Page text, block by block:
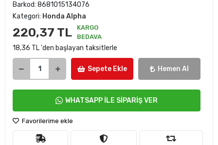
Barkod: 8681015134076
Kategori: Honda Alpha
220,37 TL
KARGO
BEDAVA
18,36 TL 'den başlayan taksitlerle
Sepete Ekle Hemen Al
WHATSAPP İLE SİPARİŞ VER
Favorilerime ekle